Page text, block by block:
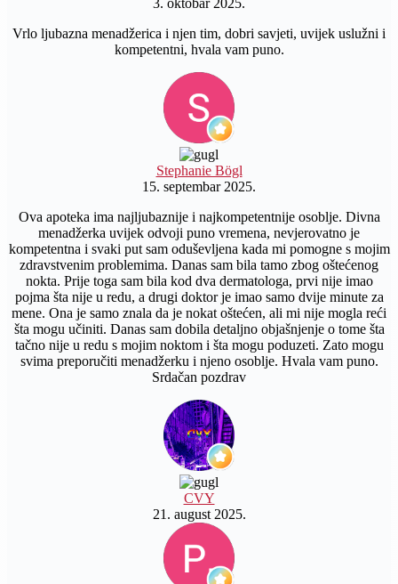
3. oktobar 2025.
Vrlo ljubazna menadžerica i njen tim, dobri savjeti, uvijek uslužni i
kompetentni, hvala vam puno.
Stephanie Bögl
15. septembar 2025.
Ova apoteka ima najljubaznije i najkompetentnije osoblje. Divna
menadžerka uvijek odvoji puno vremena, nevjerovatno je
kompetentna i svaki put sam oduševljena kada mi pomogne s mojim
zdravstvenim problemima. Danas sam bila tamo zbog oštećenog
nokta. Prije toga sam bila kod dva dermatologa, prvi nije imao
pojma šta nije u redu, a drugi doktor je imao samo dvije minute za
mene. Ona je samo znala da je nokat oštećen, ali mi nije mogla reći
šta mogu učiniti. Danas sam dobila detaljno objašnjenje o tome šta
tačno nije u redu s mojim noktom i šta mogu poduzeti. Zato mogu
svima preporučiti menadžerku i njeno osoblje. Hvala vam puno.
Srdačan pozdrav
CVY
21. august 2025.